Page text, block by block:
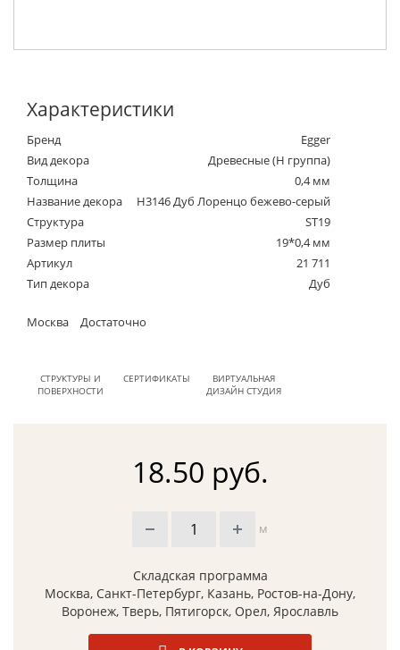
Характеристики
Бренд
Egger
Вид декора
Древесные (Н группа)
Толщина
0,4 мм
Название декора
H3146 Дуб Лоренцо бежево-серый
Структура
ST19
Размер плиты
19*0,4 мм
Артикул
21 711
Тип декора
Дуб
Москва Достаточно
СТРУКТУРЫ И
ПОВЕРХНОСТИ
СЕРТИФИКАТЫ
ВИРТУАЛЬНАЯ
ДИЗАЙН СТУДИЯ
18.50 руб.
м
Складская программа
Москва, Санкт-Петербург, Казань, Ростов-на-Дону,
Воронеж, Тверь, Пятигорск, Орел, Ярославль